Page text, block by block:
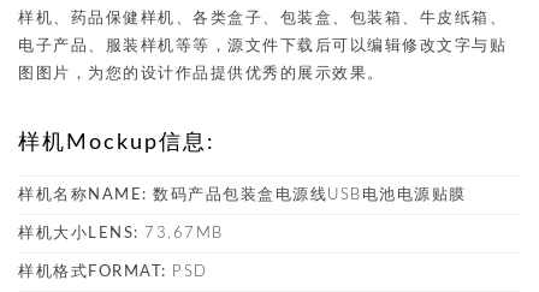
样机、药品保健样机、各类盒子、包装盒、包装箱、牛皮纸箱、
电子产品、服装样机等等，源文件下载后可以编辑修改文字与贴
图图片，为您的设计作品提供优秀的展示效果。
样机Mockup信息:
样机名称NAME: 数码产品包装盒电源线USB电池电源贴膜
样机大小LENS: 73.67MB
样机格式FORMAT: PSD